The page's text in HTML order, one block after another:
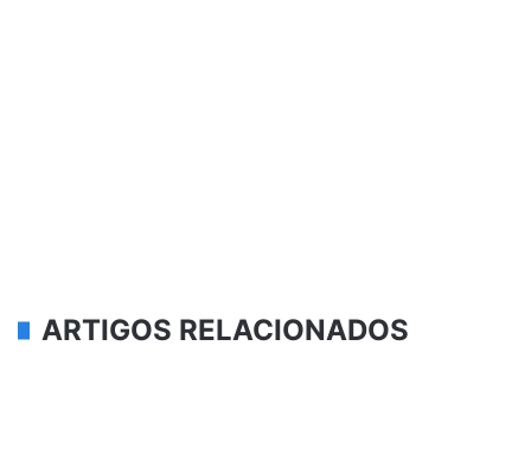
ARTIGOS RELACIONADOS